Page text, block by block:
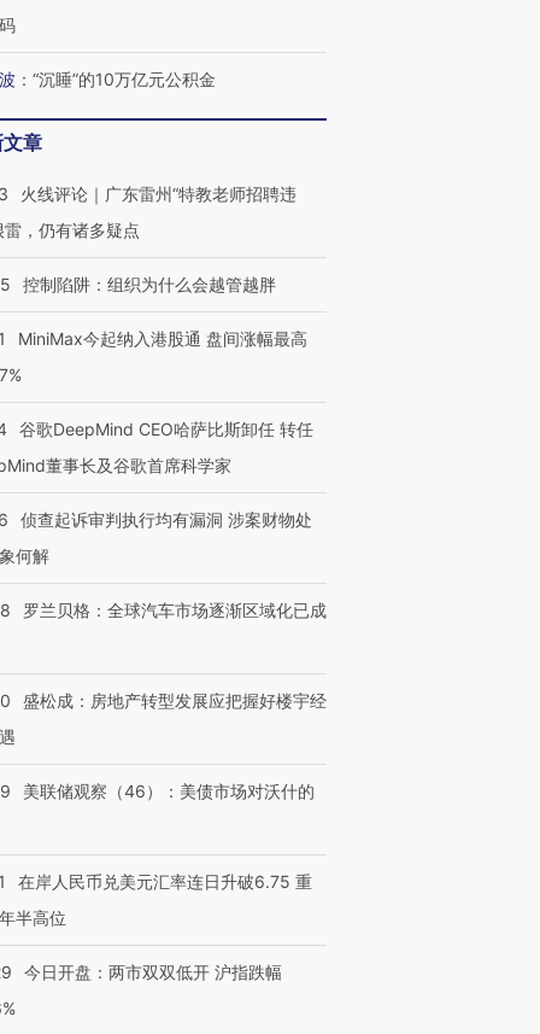
： “沉睡”的10万亿元公积金
章
火线评论｜广东雷州“特教老师招聘违
雷，仍有诸多疑点
控制陷阱：组织为什么会越管越胖
MiniMax今起纳入港股通 盘间涨幅最高
谷歌DeepMind CEO哈萨比斯卸任 转任
董事长及谷歌首席科学家
侦查起诉审判执行均有漏洞 涉案财物处
何解
罗兰贝格：全球汽车市场逐渐区域化已成
盛松成：房地产转型发展应把握好楼宇经
美联储观察（46）：美债市场对沃什的
在岸人民币兑美元汇率连日升破6.75 重
半高位
今日开盘：两市双双低开 沪指跌幅